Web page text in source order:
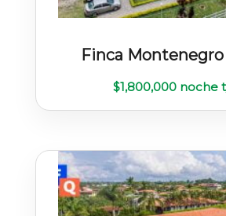
Finca Montenegro
$1,800,000 noche